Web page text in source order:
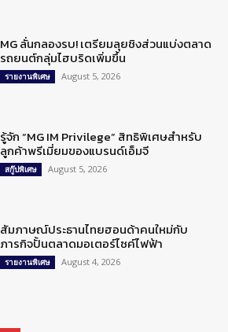
MG ลั่นกลองรบ! เตรียมลุยชิงส่วนแบ่งตลาด
รถยนต์กลุ่มไฮบริดเพิ่มขึ้น
รายงานพิเศษ August 5, 2026
รู้จัก “MG IM Privilege” สิทธิพิเศษสำหรับ
ลูกค้าพรีเมี่ยมของแบรนด์เอ็มจี
สกู๊ปพิเศษ August 5, 2026
สัมภาษณ์ประธานไทยฮอนด้าคนใหม่กับ
ภารกิจปั้นตลาดมอเตอร์ไซค์ไฟฟ้า
รายงานพิเศษ August 4, 2026